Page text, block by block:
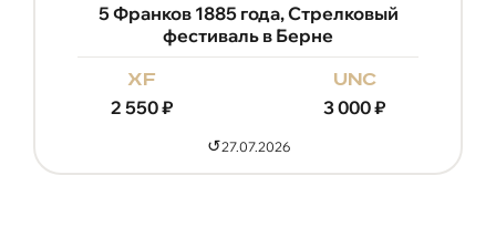
5 Франков 1885 года, Стрелковый
фестиваль в Берне
xf
2 550₽
unc
3 000₽
↺27.07.2026